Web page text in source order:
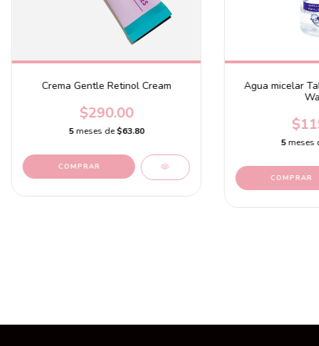
Crema Gentle Retinol Cream
$290.00
5 meses de$63.80
Agua micelar
5meses